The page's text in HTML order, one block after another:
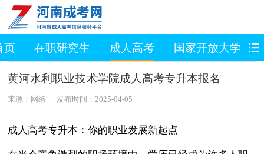
页 在职研究生 成人高考 国家开放大学
黄河水利职业技术学院成人高考专升本报名
来源：网络 | 发布时间：2025-04-05
成人高考专升本：你的职业发展新起点